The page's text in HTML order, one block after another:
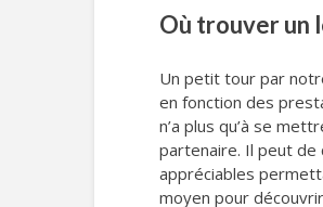
Où trouver un
Un petit tour par
en fonction des
n’a plus qu’à se
partenaire. Il peut de
appréciables
moyen pour